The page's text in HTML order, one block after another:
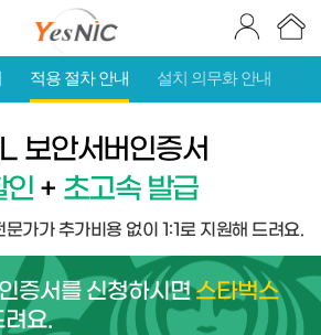
적용 절차 안내 설치 의무화 안내
보안서버인증서
+ 초고속 발급
가가 추가비용 없이 1:1로 지원해 드려요.
증서를 신청하시면스타벅스
요.